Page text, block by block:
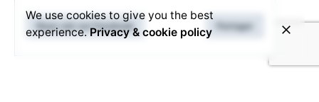
Nous voir sur Facebook Partager
We use cookies to give you the best
experience.Privacy & cookie policy